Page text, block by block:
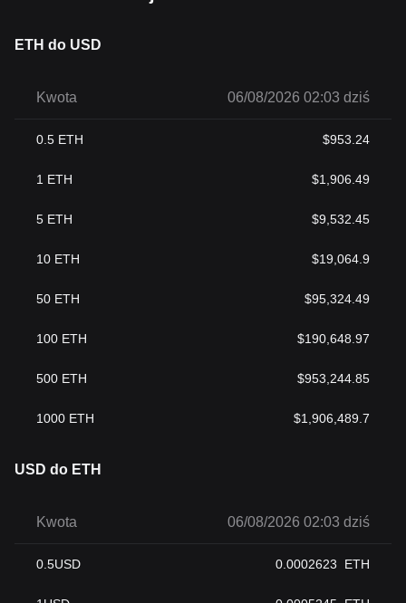
ETH do USD
Kwota 06/08/2026 02:03 dziś
0.5 ETH $953.24
1 ETH $1,906.49
5 ETH $9,532.45
10 ETH $19,064.9
50 ETH $95,324.49
100 ETH $190,648.97
500 ETH $953,244.85
1000 ETH $1,906,489.7
USD do ETH
Kwota 06/08/2026 02:03 dziś
0.5USD 0.0002623 ETH